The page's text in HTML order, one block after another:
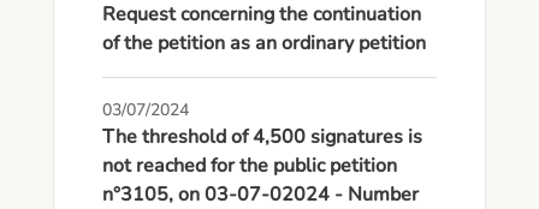
Request concerning the continuation
of the petition as an ordinary petition
03/07/2024
The threshold of 4,500 signatures is
not reached for the public petition
n°3105, on 03-07-02024 - Number